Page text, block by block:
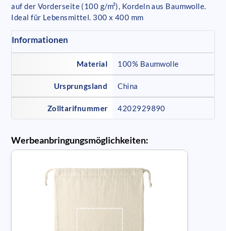
auf der Vorderseite (100 g/m²), Kordeln aus Baumwolle.
Ideal für Lebensmittel. 300 x 400 mm
Informationen
Material 100% Baumwolle
Ursprungsland China
Zolltarifnummer 4202929890
Werbeanbringungsmöglichkeiten: